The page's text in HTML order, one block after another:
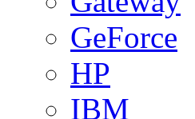
GeForce
HP
IBM